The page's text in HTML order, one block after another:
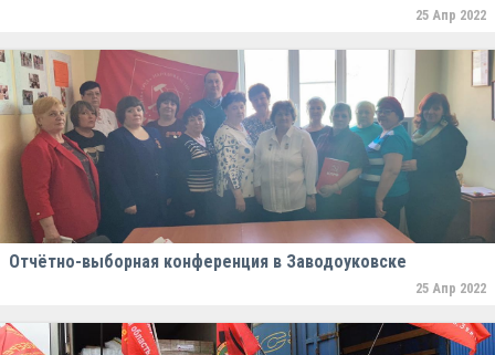
25 Апр 2022
Отчётно-выборная конференция в Заводоуковске
25 Апр 2022